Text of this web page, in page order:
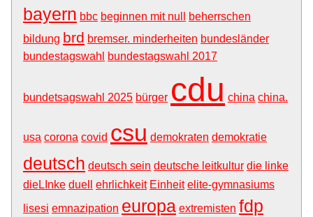
bayern bbc beginnen mit null
beherrschen
bildung brd bremser. minderheiten bundesländer
bundestagswahl
bundestagswahl 2017
bundetsagswahl 2025 bürger cdu china china.
usa corona covid csu demokraten demokratie
deutsch deutsch sein deutsche leitkultur die linke
dieLInke duell ehrlichkeit Einheit elite-gymnasiums
lisesi emnazipation europa extremisten fdp